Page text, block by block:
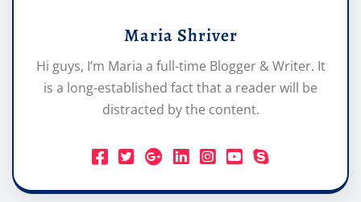
Maria Shriver
Hi guys, I’m Maria a full-time Blogger & Writer. It
is a long-established fact that a reader will be
distracted by the content.